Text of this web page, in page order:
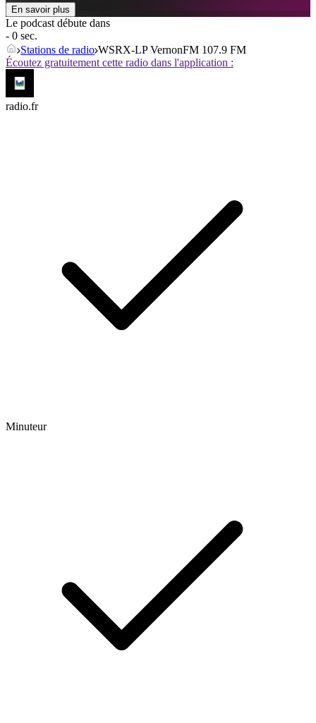
En savoir plus
Le podcast débute dans
- 0 sec.
Stations de radio WSRX-LP VernonFM 107.9 FM
Écoutez gratuitement cette radio dans l'application :
radio.fr
Minuteur